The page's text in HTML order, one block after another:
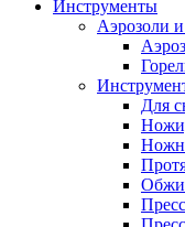
Инструменты
Аэрозоли
Для